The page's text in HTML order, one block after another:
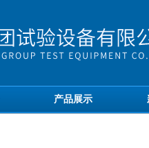
产品展示